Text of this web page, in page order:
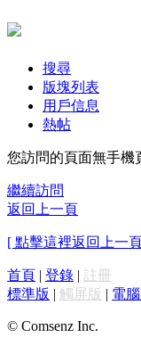
搜尋
版塊列表
用戶信息
熱帖
您訪問的頁面無手機
繼續訪問
返回上一頁
[ 點擊這裡返回上一
首頁 | 登錄 | 註冊
標準版 | 觸屏版 | 電
© Comsenz Inc.